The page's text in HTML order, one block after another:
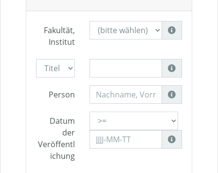
Fakultät,
Institut
Person
Datum
der
Veröffentl
ichung